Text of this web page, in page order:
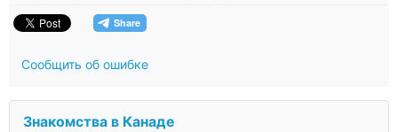
Сообщить об ошибке
Знакомства в Канаде